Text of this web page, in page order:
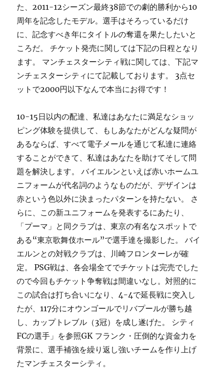
た、2011-12シーズン最終38節での劇的勝利から10
周年を記念したモデル。選手はそろっているだけ
に、記念すべき年にタイトルの奪還を果たしたいと
ころだ。 チケット発売に関しては下記の日程となり
ます。 マンチェスターシティ戦に関しては、下記マ
ンチェスターシティにて記載しております。 3点セ
ットで2000円以下なんで本当にお得です！
10-15日以内の配達、私達はあなたに満足なショッ
ピング体験を提供して、もしあなたがどんな疑問が
あるならば、すべて電子メールを通じて私達に連絡
することができて、私達はあなたを助けてそして問
題を解決します。 バイエルンといえば赤いホームユ
ニフォームが代名詞のようなものだが、デザインは
赤という色以外に決まったパターンを持たない。 さ
らに、この新ユニフォームを発表するにあたり、
「プーマ」と同クラブは、東京の有名なスポットで
ある“東京歌舞伎ホール”で選手達を撮影した。 バイ
エルンとの対戦クラブは、川崎フロンターレが確
定。 PSG戦は、各会場全てでチケットは完売でした
ので今回もチケット争奪戦は間違いなし。対照的に
この試合は打ち合いになり、4-4で延長戦に突入し
たが、117分にオウンゴールでリバプールが勝ち越
し、カップトレブル（3冠）を成し遂げた。 シティ
FCの選手」を参照GK フランク・圧倒的な資金力を
背景に、選手補強を繰り返し強いチームを作り上げ
たマンチェスターシティ。